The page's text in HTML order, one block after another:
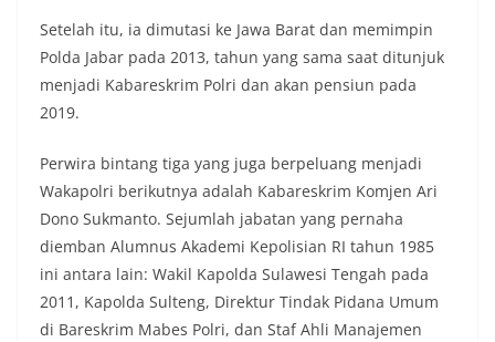
Setelah itu, ia dimutasi ke Jawa Barat dan memimpin
Polda Jabar pada 2013, tahun yang sama saat ditunjuk
menjadi Kabareskrim Polri dan akan pensiun pada
2019.
Perwira bintang tiga yang juga berpeluang menjadi
Wakapolri berikutnya adalah Kabareskrim Komjen Ari
Dono Sukmanto. Sejumlah jabatan yang pernaha
diemban Alumnus Akademi Kepolisian RI tahun 1985
ini antara lain: Wakil Kapolda Sulawesi Tengah pada
2011, Kapolda Sulteng, Direktur Tindak Pidana Umum
di Bareskrim Mabes Polri, dan Staf Ahli Manajemen